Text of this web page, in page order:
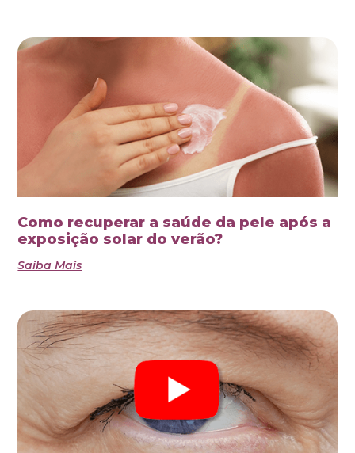
Como recuperar a saúde da pele após a
exposição solar do verão?
Saiba Mais